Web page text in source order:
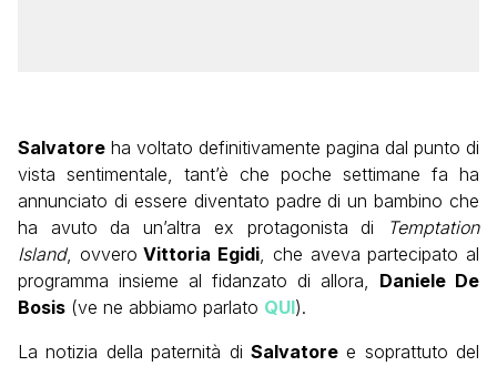
Salvatore ha voltato definitivamente pagina dal punto di
vista sentimentale, tant’è che poche settimane fa ha
annunciato di essere diventato padre di un bambino che
ha avuto da un’altra ex protagonista di Temptation
Island, ovvero Vittoria Egidi, che aveva partecipato al
programma insieme al fidanzato di allora, Daniele De
Bosis (ve ne abbiamo parlato QUI).
La notizia della paternità di Salvatoree soprattuto del